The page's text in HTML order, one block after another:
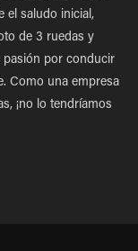
el saludo inicial,
de 3 ruedas y
pasión por conducir
Como una empresa
¡no lo tendríamos